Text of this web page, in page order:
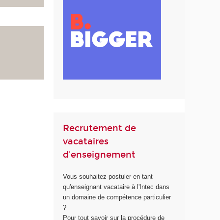
Recrutement de
vacataires
d'enseignement
Vous souhaitez postuler en tant
qu'enseignant vacataire à l'Intec dans
un domaine de compétence particulier
?
Pour tout savoir sur la procédure de